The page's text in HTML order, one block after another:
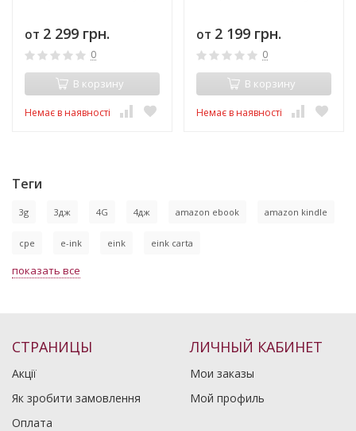
от 2 299 грн.
0
В корзину
Немає в наявності
от 2 199 грн.
0
В корзину
Немає в наявності
Теги
3g 3дж 4G 4дж amazon ebook amazon kindle
cpe e-ink eink eink carta
показать все
СТРАНИЦЫ
Акції
Як зробити замовлення
Оплата
ЛИЧНЫЙ КАБИНЕТ
Мои заказы
Мой профиль